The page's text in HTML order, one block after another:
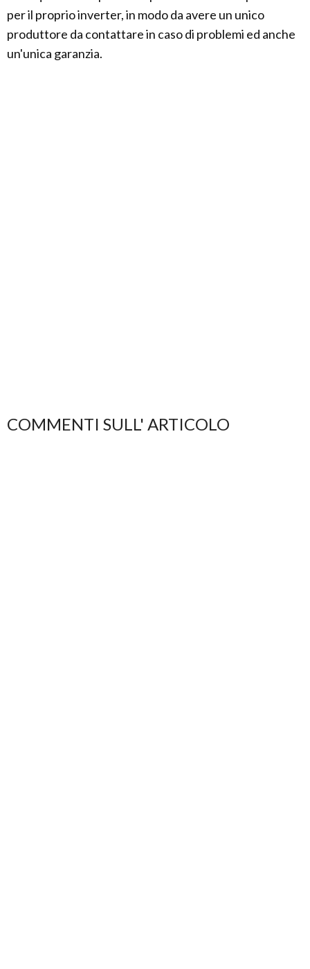
per il proprio inverter, in modo da avere un unico
produttore da contattare in caso di problemi ed anche
un'unica garanzia.
COMMENTI SULL' ARTICOLO